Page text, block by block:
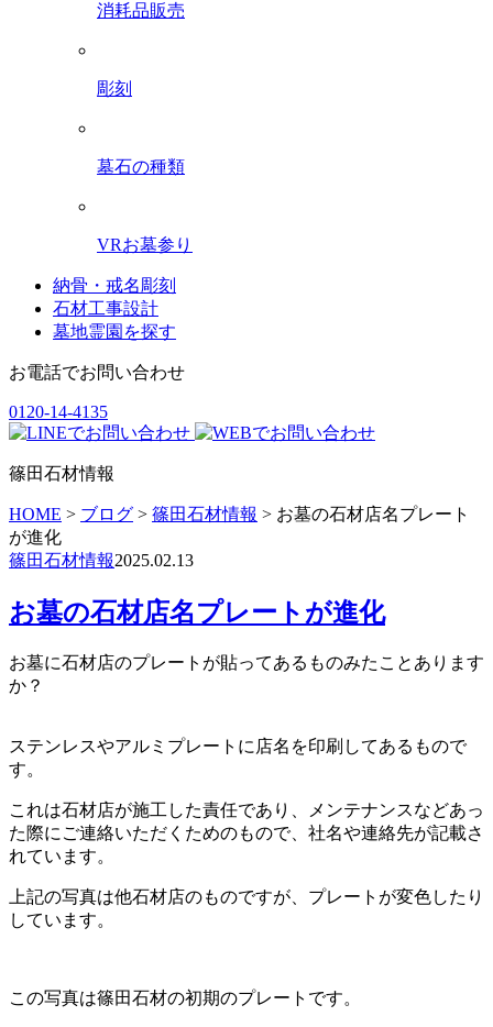
消耗品販売
彫刻
墓石の種類
VRお墓参り
納骨・戒名彫刻
石材工事設計
墓地霊園を探す
お電話でお問い合わせ
0120-14-4135
篠田石材情報
HOME > ブログ > 篠田石材情報 > お墓の石材店名プレート
が進化
篠田石材情報2025.02.13
お墓の石材店名プレートが進化
お墓に石材店のプレートが貼ってあるものみたことあります
か？
ステンレスやアルミプレートに店名を印刷してあるもので
す。
これは石材店が施工した責任であり、メンテナンスなどあっ
た際にご連絡いただくためのもので、社名や連絡先が記載さ
れています。
上記の写真は他石材店のものですが、プレートが変色したり
しています。
この写真は篠田石材の初期のプレートです。